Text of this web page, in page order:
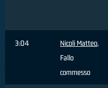
3:04 Nicoli Matteo,
Fallo
commesso